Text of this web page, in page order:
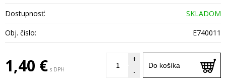
Dostupnosť:
SKLADOM
Obj. čislo:
E740011
1,40 € s DPH Do košíka
+
-